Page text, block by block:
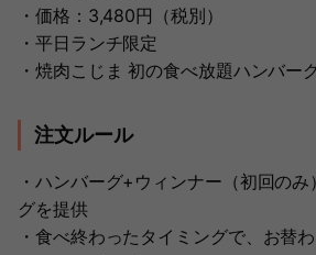
・価格：3,480円（税別）
・平日ランチ限定
・焼肉こじま 初の食べ放題ハンバー
注文ルール
・ハンバーグ+ウィンナー（初回の
グを提供
・食べ終わったタイミングで、お替